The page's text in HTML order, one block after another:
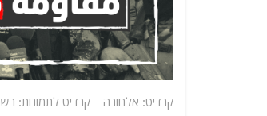
קרדיט: אלחורה קרדיט לתמונות: